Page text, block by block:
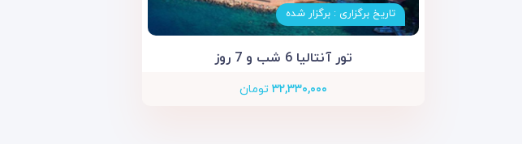
تاریخ برگزاری : برگزار شده
تور آنتالیا 6 شب و 7 روز
۳۲,۳۳۰,۰۰۰ تومان